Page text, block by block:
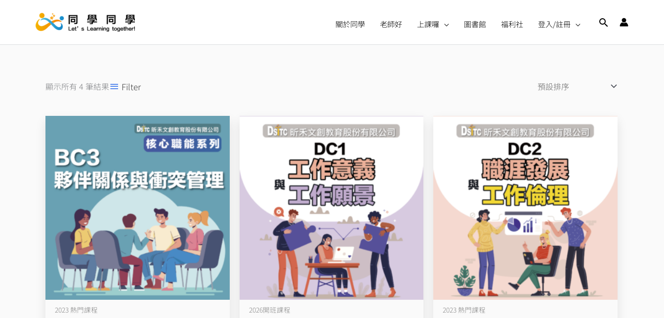
關於同學 老師好 上課囉 圖書館 福利社 登入/註冊
搜
尋
顯示所有 4 筆結果 Filter
2023 熱門課程 2026開班課程 2023 熱門課程